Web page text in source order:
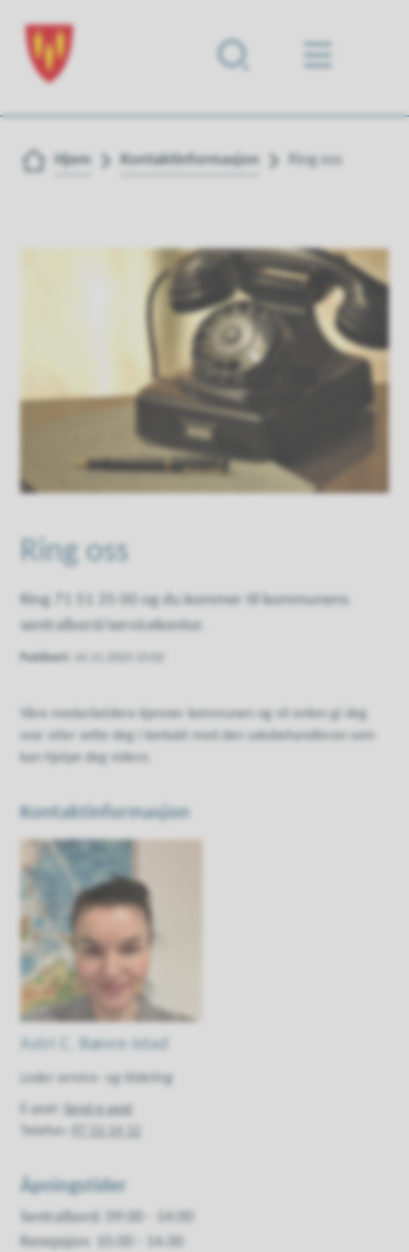
Forsiden
Du er her:
Hjem Kontaktinformasjon Ring oss
Ring oss
Ring 71 51 35 00 og du kommer til kommunens
sentralbord/servicekontor.
Publisert
Våre medarbeidere kjenner kommunen og vil enten gi deg
svar eller sette deg i kontakt med den saksbehandleren som
kan hjelpe deg videre.
Kontaktinformasjon
Astri C. Bævre Istad
Leder service- og tildeling
E-post
Send e-post
Åpningstider
Sentralbord: 09:00 - 14:00
Resepsjon: 10.00 - 14.00